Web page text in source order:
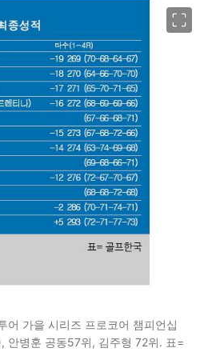
어 가을 시리즈 프로코어 챔피언십
안병훈 공동57위, 김주형 72위. 표=